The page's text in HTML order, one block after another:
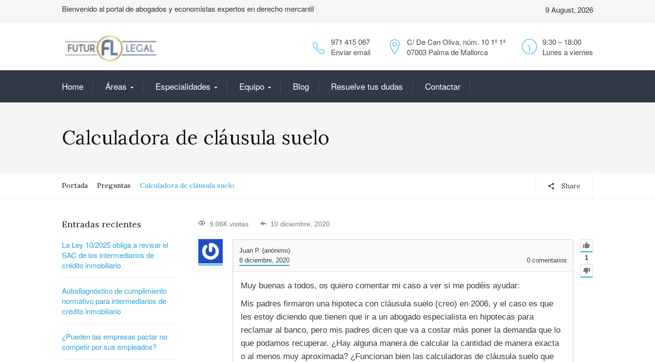
Bienvenido al portal de abogados y economistas expertos en derecho mercantil 9 August, 2026
9:30 – 18:00
Lunes a viernes
C/ De Can Oliva, núm. 10 1º 1ª
07003 Palma de Mallorca
971 415 067
Enviar email
Home Áreas Especialidades Equipo Blog Resuelve tus dudas Contactar
Calculadora de cláusula suelo
Portada Preguntas Calculadora de cláusula suelo Share
9.06K visitas 10 diciembre, 2020
1
Juan P. (anónimo)
8 diciembre, 2020
0 comentarios
Muy buenas a todos, os quiero comentar mi caso a ver si me podéis ayudar:
Mis padres firmaron una hipoteca con cláusula suelo (creo) en 2006, y el caso es que
les estoy diciendo que tienen que ir a un abogado especialista en hipotecas para
reclamar al banco, pero mis padres dicen que va a costar más poner la demanda que lo
que podamos recuperar. ¿Hay alguna manera de calcular la cantidad de manera exacta
o al menos muy aproximada? ¿Funcionan bien las calculadoras de cláusula suelo que
Entradas recientes
La Ley 10/2025 obliga a revisar el
SAC de los intermediarios de
crédito inmobiliario
Autodiagnóstico de cumplimiento
normativo para intermediarios de
crédito inmobiliario
¿Pueden las empresas pactar no
competir por sus empleados?